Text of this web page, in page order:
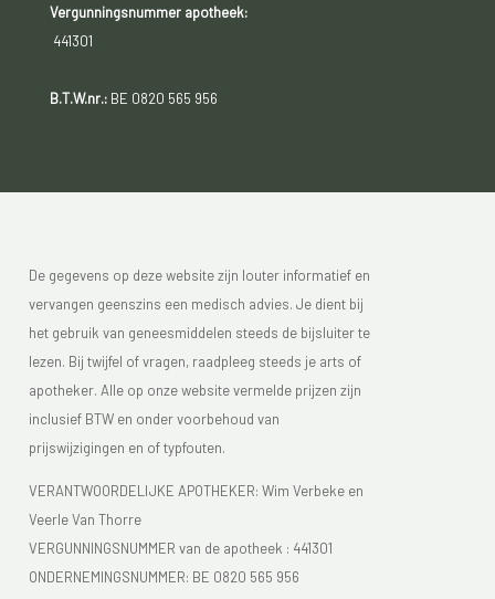
Vergunningsnummer apotheek:
441301
B.T.W.nr.:BE 0820 565 956
De gegevens op deze website zijn louter informatief en
vervangen geenszins een medisch advies. Je dient bij
het gebruik van geneesmiddelen steeds de bijsluiter te
lezen. Bij twijfel of vragen, raadpleeg steeds je arts of
apotheker. Alle op onze website vermelde prijzen zijn
inclusief BTW en onder voorbehoud van
prijswijzigingen en of typfouten.
VERANTWOORDELIJKE APOTHEKER: Wim Verbeke en
Veerle Van Thorre
VERGUNNINGSNUMMER van de apotheek : 441301
ONDERNEMINGSNUMMER: BE 0820 565 956